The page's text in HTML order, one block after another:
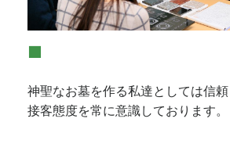
■
神聖なお墓を作る私達としては信
接客態度を常に意識しております。